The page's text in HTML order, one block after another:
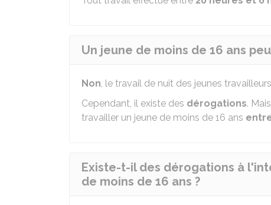
Un jeune de moins de 16 ans
Non, le travail de nuit des jeunes
Cependant, il existe des dérogations.
travailler un jeune de moins de 16 ans
Existe-t-il des dérogations à
de moins de 16 ans ?